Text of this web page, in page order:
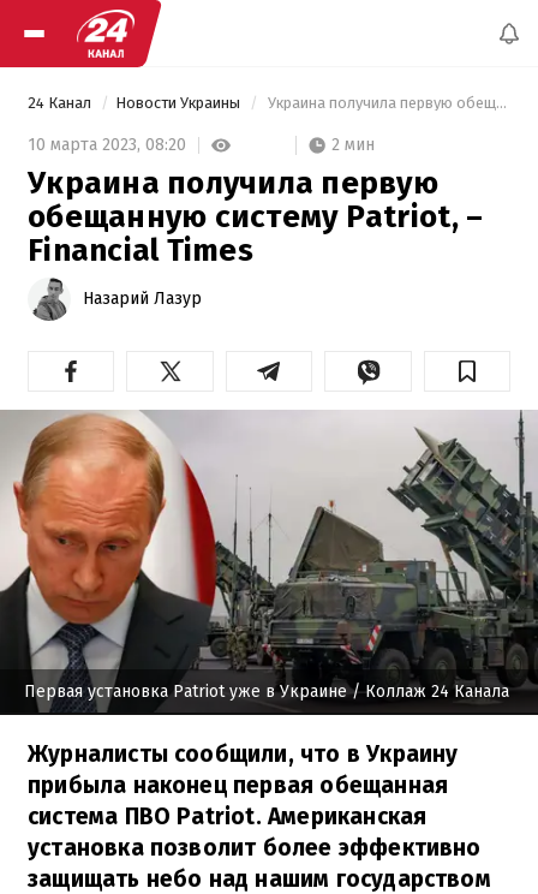
24 Канал Новости Украины Украина получила первую обещанную систему Patriot, – Financial Times
10 марта 2023, 08:20 2 мин
Украина получила первую
обещанную систему Patriot, –
Financial Times
Назарий Лазур
Первая установка Patriot уже в Украине/ Коллаж 24 Канала
Журналисты сообщили, что в Украину
прибыла наконец первая обещанная
система ПВО Patriot. Американская
установка позволит более эффективно
защищать небо над нашим государством